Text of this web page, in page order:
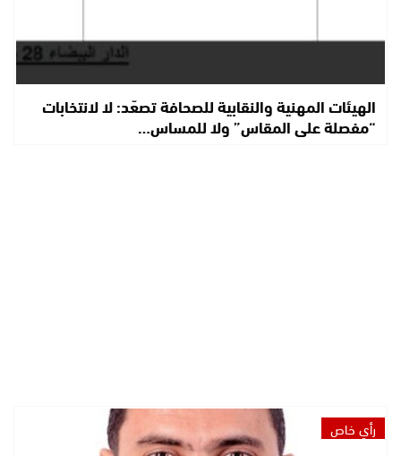
الهيئات المهنية والنقابية للصحافة تصعّد: لا لانتخابات
“مفصلة على المقاس” ولا للمساس…
رأي خاص